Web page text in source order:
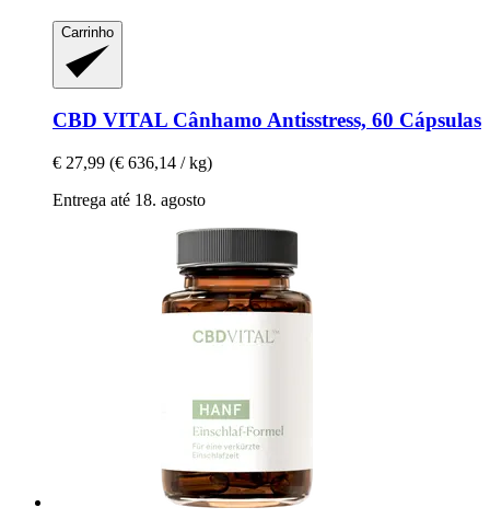
Carrinho
CBD VITAL Cânhamo Antisstress, 60 Cápsulas
€ 27,99 (€ 636,14 / kg)
Entrega até 18. agosto